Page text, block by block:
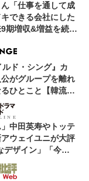
「仕事を通して成
できる会社にした
期増収&増益を続け
ド・シング』カ
がグループを離れ
ひとこと【韓流談
」中田英寿やトッテ
ウェイユニが大評
デザイン」「今年